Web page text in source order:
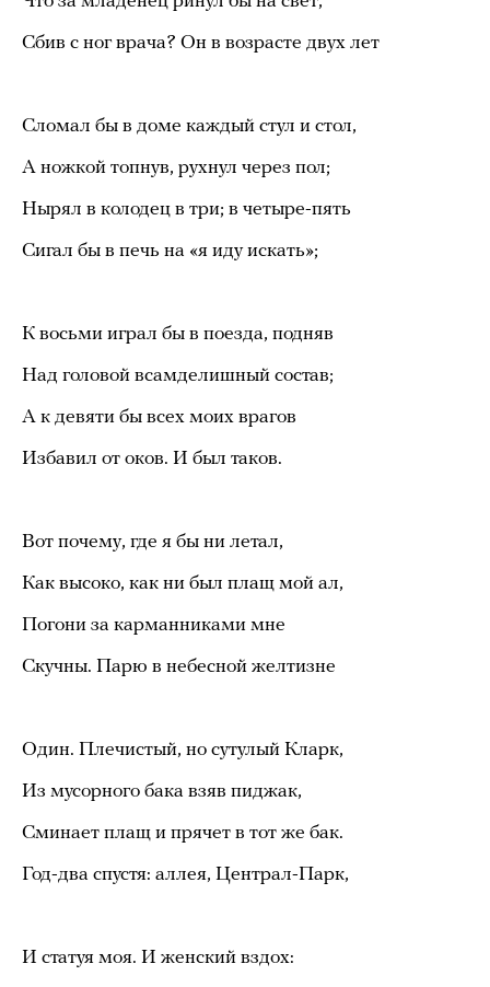
Сбив с ног врача? Он в возрасте двух лет
Сломал бы в доме каждый стул и стол,
А ножкой топнув, рухнул через пол;
Нырял в колодец в три; в четыре-пять
Сигал бы в печь на «я иду искать»;
К восьми играл бы в поезда, подняв
Над головой всамделишный состав;
А к девяти бы всех моих врагов
Избавил от оков. И был таков.
Вот почему, где я бы ни летал,
Как высоко, как ни был плащ мой ал,
Погони за карманниками мне
Скучны. Парю в небесной желтизне
Один. Плечистый, но сутулый Кларк,
Из мусорного бака взяв пиджак,
Сминает плащ и прячет в тот же бак.
Год-два спустя: аллея, Централ-Парк,
И статуя моя. И женский вздох: